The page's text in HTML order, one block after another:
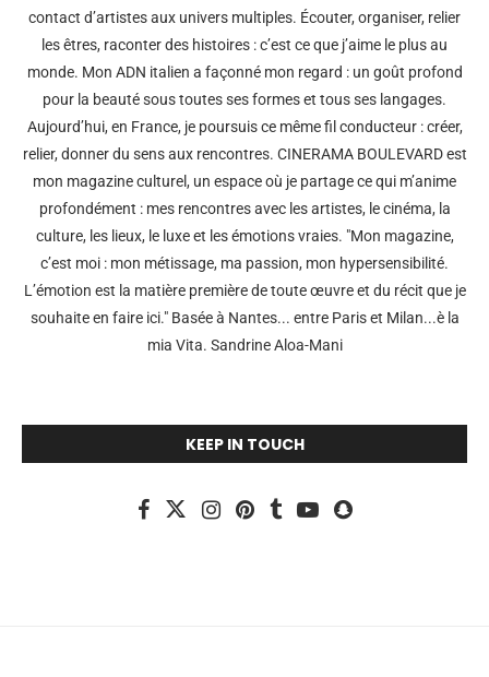
contact d’artistes aux univers multiples. Écouter, organiser, relier
les êtres, raconter des histoires : c’est ce que j’aime le plus au
monde. Mon ADN italien a façonné mon regard : un goût profond
pour la beauté sous toutes ses formes et tous ses langages.
Aujourd’hui, en France, je poursuis ce même fil conducteur : créer,
relier, donner du sens aux rencontres. CINERAMA BOULEVARD est
mon magazine culturel, un espace où je partage ce qui m’anime
profondément : mes rencontres avec les artistes, le cinéma, la
culture, les lieux, le luxe et les émotions vraies. "Mon magazine,
c’est moi : mon métissage, ma passion, mon hypersensibilité.
L’émotion est la matière première de toute œuvre et du récit que je
souhaite en faire ici." Basée à Nantes... entre Paris et Milan...è la
mia Vita. Sandrine Aloa-Mani
KEEP IN TOUCH